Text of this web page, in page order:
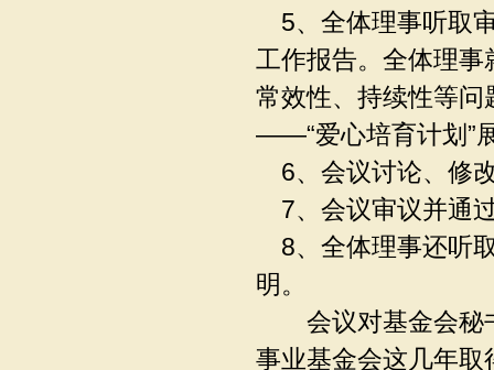
5、全体理事听取
工作报告。全体理
常效性、持续性等
——“爱心培育计划”
6、会议讨论、修
7、会议审议并通
8、全体理事还听
明。
会议对基金会秘书
事业基金会这几年